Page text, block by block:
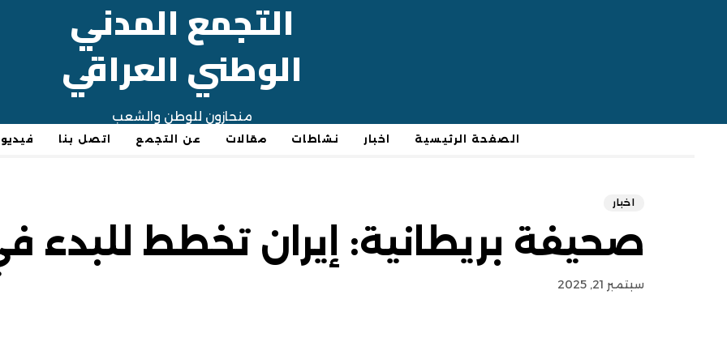
التجمع المدني
الوطني العراقي
منحازون للوطن والشعب
الصفحة الرئيسية اخبار نشاطات مقالات عن التجمع اتصل بنا
اخبار
صحيفة بريطانية: إيران تخطط للبدء
سبتمبر 21, 2025